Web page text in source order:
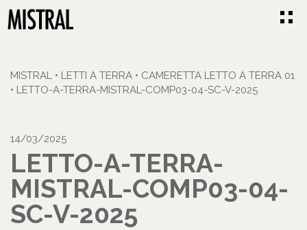
MISTRAL • LETTI A TERRA • CAMERETTA LETTO A TERRA 01
• LETTO-A-TERRA-MISTRAL-COMP03-04-SC-V-2025
14/03/2025
LETTO-A-TERRA-
MISTRAL-COMP03-04-
SC-V-2025